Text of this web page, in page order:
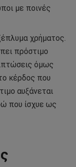
με ποινές
χρήματος.
πρόστιμο
όμως
κέρδος που
αυξάνεται
που ίσχυε ως